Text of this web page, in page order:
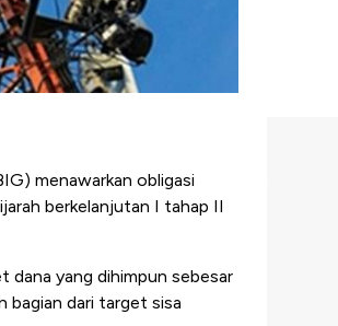
menawarkan obligasi
berkelanjutan I tahap II
dana yang dihimpun sebesar
bagian dari target sisa